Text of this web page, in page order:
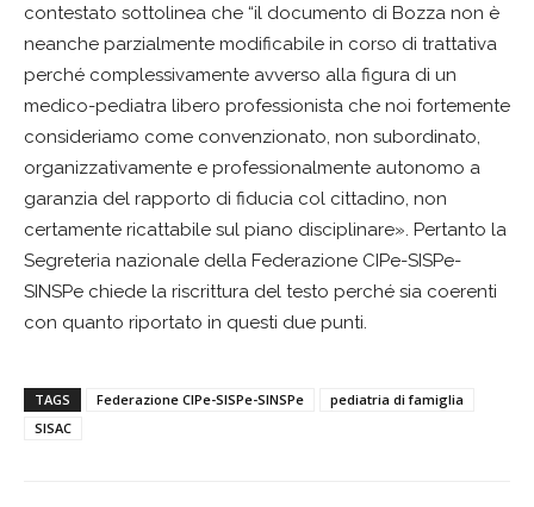
contestato sottolinea che “il documento di Bozza non è
neanche parzialmente modificabile in corso di trattativa
perché complessivamente avverso alla figura di un
medico-pediatra libero professionista che noi fortemente
consideriamo come convenzionato, non subordinato,
organizzativamente e professionalmente autonomo a
garanzia del rapporto di fiducia col cittadino, non
certamente ricattabile sul piano disciplinare». Pertanto la
Segreteria nazionale della Federazione CIPe-SISPe-
SINSPe chiede la riscrittura del testo perché sia coerenti
con quanto riportato in questi due punti.
TAGS Federazione CIPe-SISPe-SINSPe
pediatria di famiglia
SISAC